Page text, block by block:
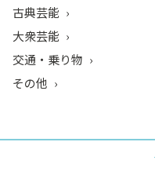
古典芸能
大衆芸能
交通・乗り物
その他